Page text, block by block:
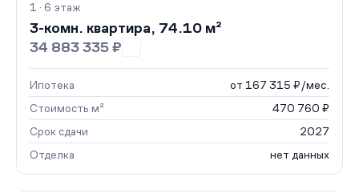
1 · 6 этаж
3-комн. квартира, 74.10 м²
34 883 335 ₽
Ипотека
от 167 315 ₽/мес.
Стоимость м²
470 760 ₽
Срок сдачи
2027
Отделка
нет данных